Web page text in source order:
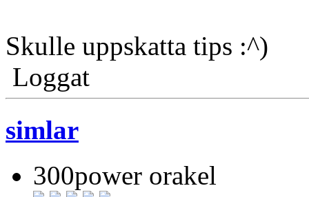
Skulle uppskatta tips :^)
Loggat
simlar
300power orakel